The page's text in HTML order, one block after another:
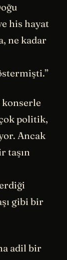
his hayat
ne kadar
konserle
politik,
Ancak
taşın
gibi bir
adil bir